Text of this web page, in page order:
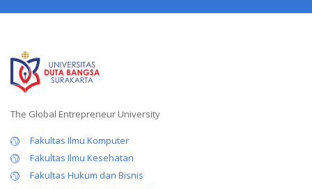
The Global Entrepreneur University
Fakultas Ilmu Komputer
Fakultas Ilmu Kesehatan
Fakultas Hukum dan Bisnis